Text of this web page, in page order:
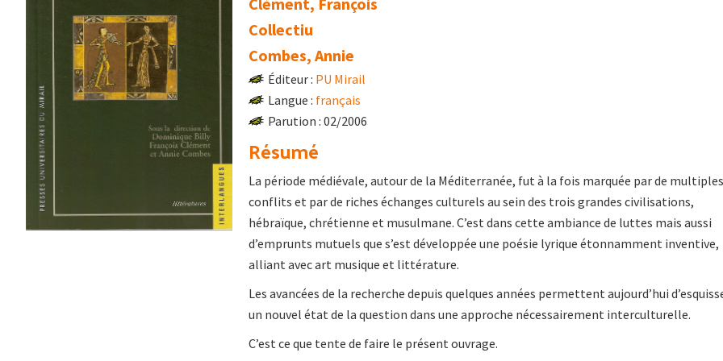
Collectiu
Combes, Annie
Éditeur : PU Mirail
Langue : français
Parution : 02/2006
Résumé
La période médiévale, autour de la Méditerranée, fut à la fois marquée par de multiples
conflits et par de riches échanges culturels au sein des trois grandes civilisations,
hébraïque, chrétienne et musulmane. C’est dans cette ambiance de luttes mais aussi
d’emprunts mutuels que s’est développée une poésie lyrique étonnamment inventive,
alliant avec art musique et littérature.
Les avancées de la recherche depuis quelques années permettent aujourd’hui
un nouvel état de la question dans une approche nécessairement interculturelle.
C’est ce que tente de faire le présent ouvrage.